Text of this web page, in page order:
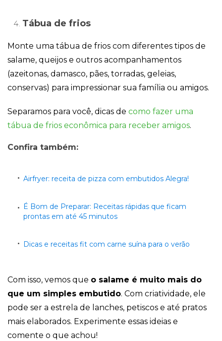
Tábua de frios
Monte uma tábua de frios com diferentes tipos de
salame, queijos e outros acompanhamentos
(azeitonas, damasco, pães, torradas, geleias,
conservas) para impressionar sua família ou amigos.
Separamos para você, dicas de como fazer uma
tábua de frios econômica para receber amigos.
Confira também:
Airfryer: receita de pizza com embutidos Alegra!
É Bom de Preparar: Receitas rápidas que ficam
prontas em até 45 minutos
Dicas e receitas fit com carne suína para o verão
Com isso, vemos que o salame é muito mais do
que um simples embutido. Com criatividade, ele
pode ser a estrela de lanches, petiscos e até pratos
mais elaborados. Experimente essas ideias e
comente o que achou!